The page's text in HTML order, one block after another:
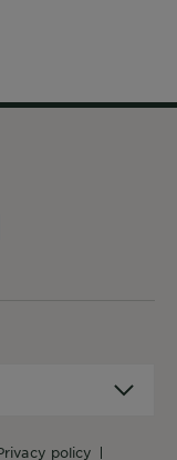
privacy policy